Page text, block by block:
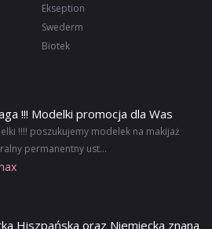
!!! Modelki promocja dla Was
!!!! poszukujemy modelek na makijaż
permanentny ust...
Hiszpańska oraz Niemiecka znana
Ekseption
Swederm
Biotek